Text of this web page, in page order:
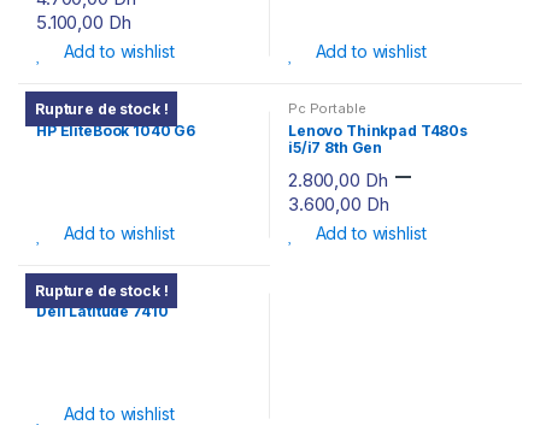
5.100,00 Dh
Add to wishlist Add to wishlist
Rupture de stock !
Pc Portable
HP EliteBook 1040 G6
Add to wishlist
Pc Portable
Lenovo Thinkpad T480s
i5/i7 8th Gen
2.800,00 Dh –
3.600,00 Dh
Add to wishlist
Rupture de stock !
Pc Portable
Dell Latitude 7410
Add to wishlist